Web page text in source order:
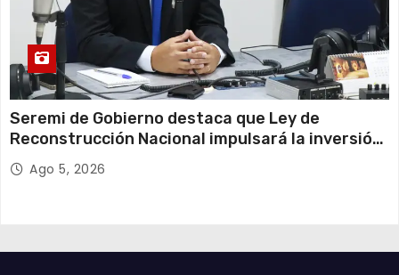
Seremi de Gobierno destaca que Ley de
Reconstrucción Nacional impulsará la inversión
y el empleo en Tarapacá
Ago 5, 2026